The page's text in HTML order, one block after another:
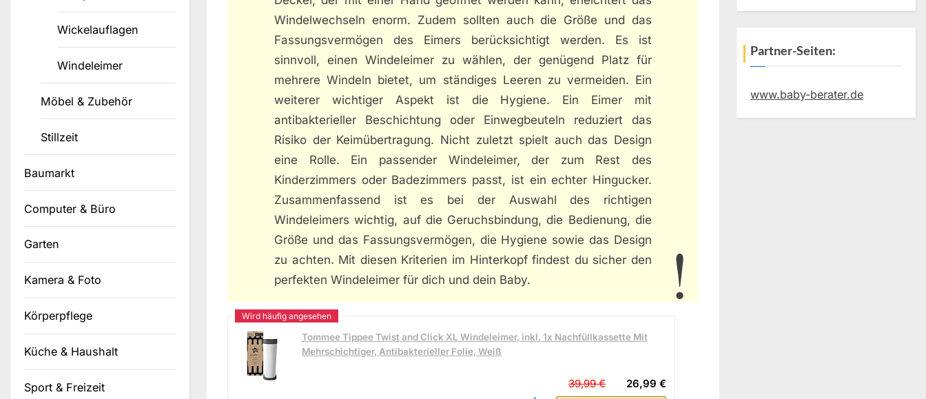
Windelwechseln enorm. Zudem sollten auch die Größe und das
Fassungsvermögen des Eimers berücksichtigt werden. Es ist
sinnvoll, einen Windeleimer zu wählen, der genügend Platz für
mehrere Windeln bietet, um ständiges Leeren zu vermeiden. Ein
weiterer wichtiger Aspekt ist die Hygiene. Ein Eimer mit
antibakterieller Beschichtung oder Einwegbeuteln reduziert das
Risiko der Keimübertragung. Nicht zuletzt spielt auch das Design
eine Rolle. Ein passender Windeleimer, der zum Rest des
Kinderzimmers oder Badezimmers passt, ist ein echter Hingucker.
Zusammenfassend ist es bei der Auswahl des richtigen
Windeleimers wichtig, auf die Geruchsbindung, die Bedienung, die
Größe und das Fassungsvermögen, die Hygiene sowie das Design
zu achten. Mit diesen Kriterien im Hinterkopf findest du sicher den
perfekten Windeleimer für dich und dein Baby.
Tommee Tippee Twist and Click XL Windeleimer, inkl. 1x Nachfüllkassette Mit
Mehrschichtiger, Antibakterieller Folie, Weiß
26,99 €
39,99 €
Wickelauflagen
Windeleimer
Möbel & Zubehör
Stillzeit
Baumarkt
Computer & Büro
Garten
Kamera & Foto
Körperpflege
Küche & Haushalt
Sport & Freizeit
Partner-Seiten:
www.baby-berater.de